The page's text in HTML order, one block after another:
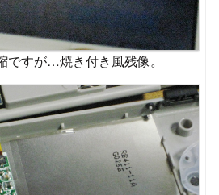
ですが…焼き付き風残像。